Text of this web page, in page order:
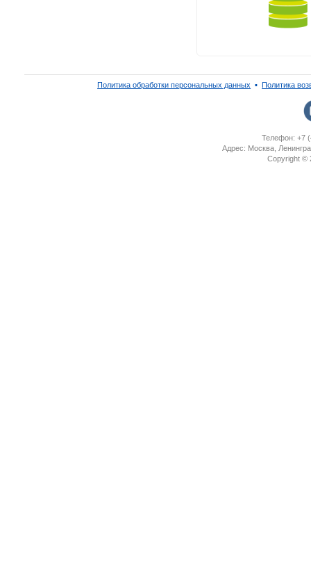
Политика обработки персональных данных ▪ Политика
Телефон: +7
Адрес: Москва,
Copyright ©